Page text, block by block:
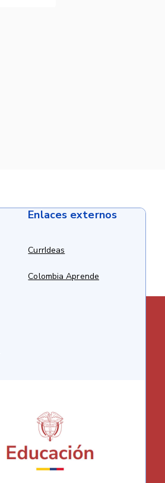
Enlaces externos
CurrIdeas
Colombia Aprende